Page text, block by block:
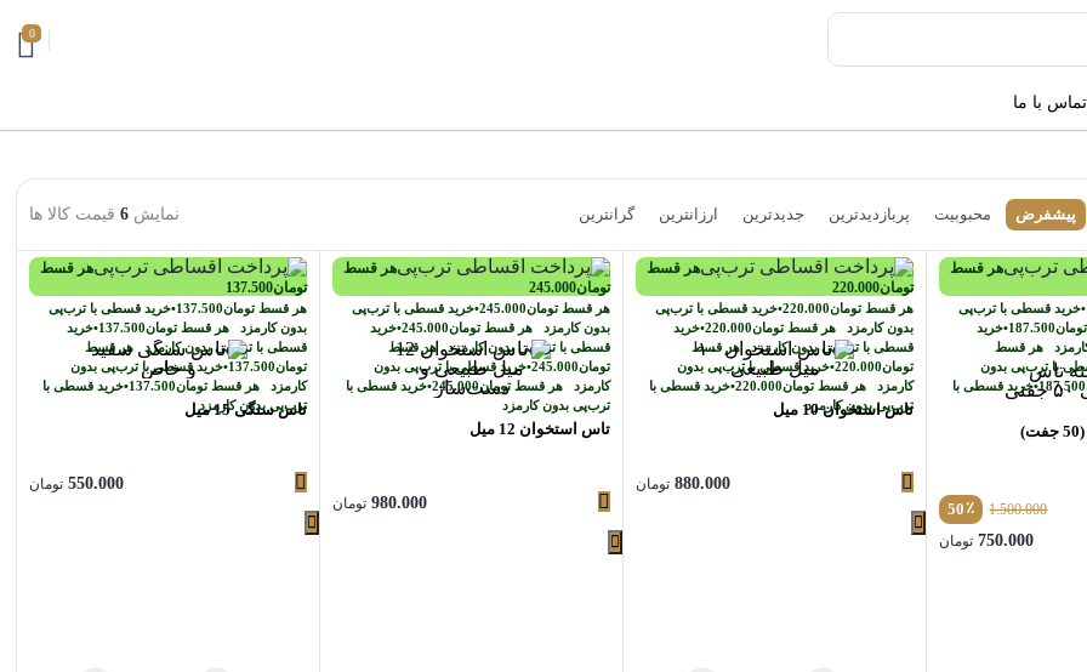
0
تماس با ما
پیشفرض محبوبیت پربازدیدترین جدیدترین ارزانترین گرانترین نمایش 6 قیمت کالا ها
هر قسط
•خرید قسطی با ترب‌پی
تومان187.500
•خرید
هر قسط
با ترب‌پی بدون
187.500
•خرید قسطی با
٪ 50 1.500.000
قیمت
اصلی:تومان 750.000
هر قسط
تومان220.000
هر قسطتومان220.000
•خرید قسطی با ترب‌پی
بدون کارمزد هر قسطتومان220.000
•خرید
قسطی با ترب‌پی بدون کارمزد هر قسط
تومان220.000
•خرید قسطی با ترب‌پی بدون
کارمزد هر قسطتومان220.000
•خرید قسطی با
ترب‌پی بدون کارمزد
تاس استخوان 10 میل
تومان 880.000
هر قسط
تومان245.000
هر قسطتومان245.000
•خرید قسطی با ترب‌پی
بدون کارمزد هر قسطتومان245.000
•خرید
قسطی با ترب‌پی بدون کارمزد هر قسط
تومان245.000
•خرید قسطی با ترب‌پی بدون
کارمزد هر قسطتومان245.000
•خرید قسطی با
ترب‌پی بدون کارمزد
تاس استخوان 12 میل
تومان 980.000
هر قسط
تومان137.500
هر قسطتومان137.500
•خرید قسطی با ترب‌پی
بدون کارمزد هر قسطتومان137.500
•خرید
قسطی با ترب‌پی بدون کارمزد هر قسط
تومان137.500
•خرید قسطی با ترب‌پی بدون
کارمزد هر قسطتومان137.500
•خرید قسطی با
ترب‌پی بدون کارمزد
تاس سنگی 15 میل
تومان 550.000